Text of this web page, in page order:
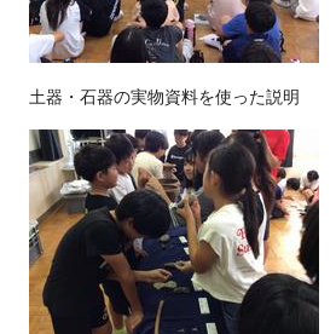
土器・石器の実物資料を使った説明